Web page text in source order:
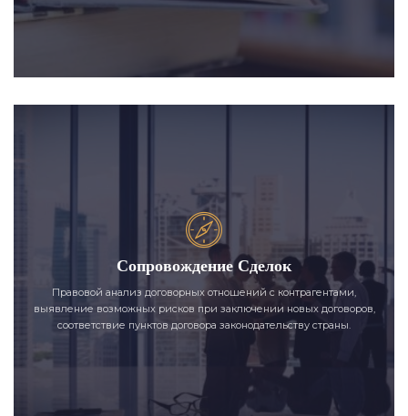
Сопровождение Сделок
Правовой анализ договорных отношений с контрагентами,
выявление возможных рисков при заключении новых договоров,
соответствие пунктов договора законодательству страны.